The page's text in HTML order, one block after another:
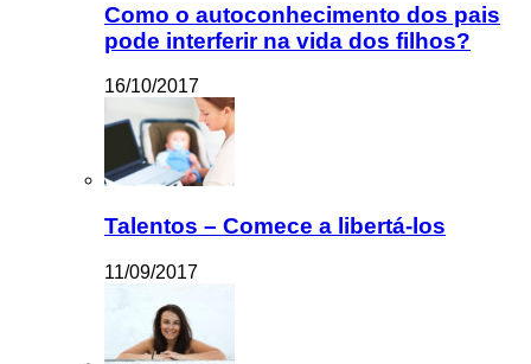
Como o autoconhecimento dos pais
pode interferir na vida dos filhos?
16/10/2017
Talentos – Comece a libertá-los
11/09/2017